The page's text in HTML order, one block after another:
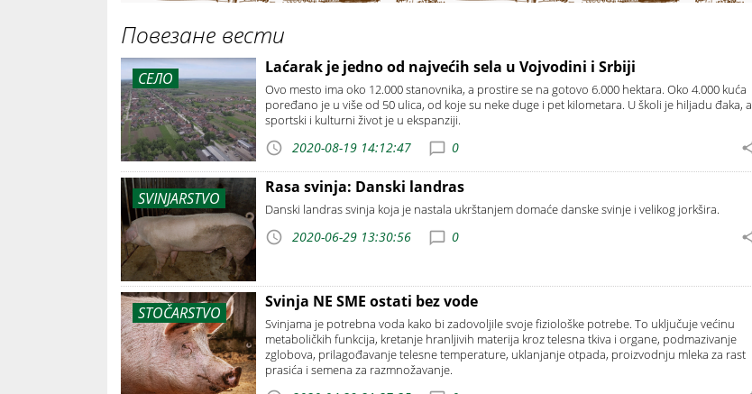
Повезане вести
СЕЛО
Laćarak je jedno od najvećih sela u Vojvodini i Srbiji
Ovo mesto ima oko 12.000 stanovnika, a prostire se na gotovo 6.000 hektara. Oko 4.000 kuća
poređano je u više od 50 ulica, od koje su neke duge i pet kilometara. U školi je hiljadu đaka, a
sportski i kulturni život je u ekspanziji.
2020-08-19 14:12:47 0
SVINJARSTVO
Rasa svinja: Danski landras
Danski landras svinja koja je nastala ukrštanjem domaće danske svinje i velikog jorkšira.
2020-06-29 13:30:56 0
STOČARSTVO
Svinja NE SME ostati bez vode
Svinjama je potrebna voda kako bi zadovoljile svoje fiziološke potrebe. To uključuje većinu
metaboličkih funkcija, kretanje hranljivih materija kroz telesna tkiva i organe, podmazivanje
zglobova, prilagođavanje telesne temperature, uklanjanje otpada, proizvodnju mleka za rast
prasića i semena za razmnožavanje.